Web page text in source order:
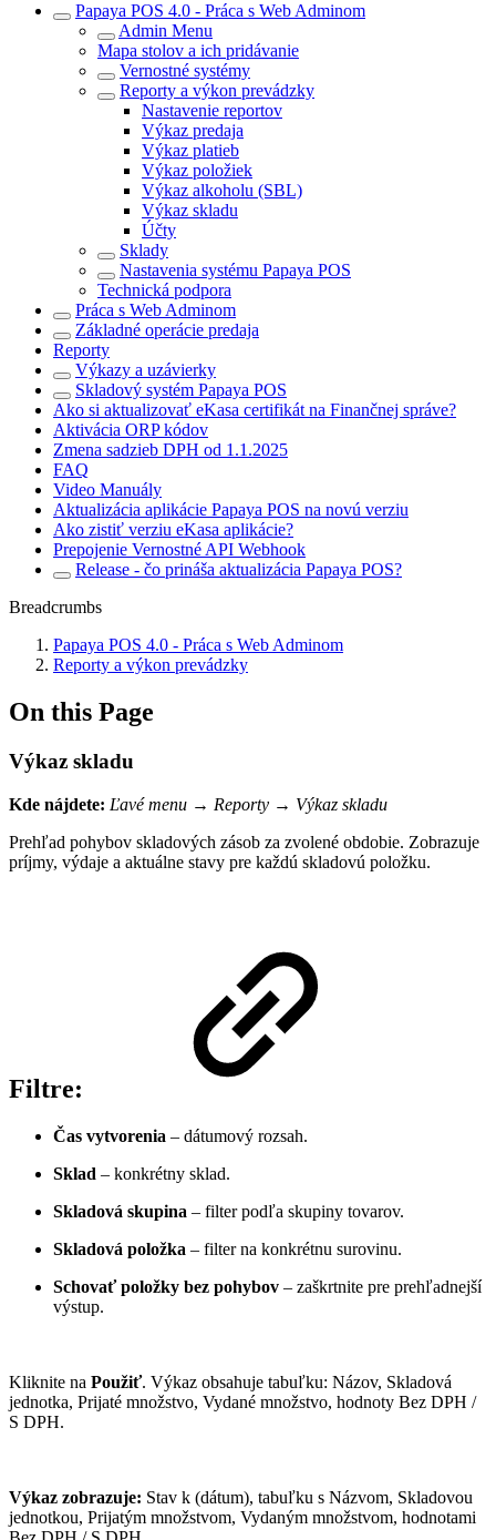
Papaya POS 4.0 - Práca s Web Adminom
Admin Menu
Mapa stolov a ich pridávanie
Vernostné systémy
Reporty a výkon prevádzky
Nastavenie reportov
Výkaz predaja
Výkaz platieb
Výkaz položiek
Výkaz alkoholu (SBL)
Výkaz skladu
Účty
Sklady
Nastavenia systému Papaya POS
Technická podpora
Práca s Web Adminom
Základné operácie predaja
Reporty
Výkazy a uzávierky
Skladový systém Papaya POS
Ako si aktualizovať eKasa certifikát na Finančnej správe?
Aktivácia ORP kódov
Zmena sadzieb DPH od 1.1.2025
FAQ
Video Manuály
Aktualizácia aplikácie Papaya POS na novú verziu
Ako zistiť verziu eKasa aplikácie?
Prepojenie Vernostné API Webhook
Release - čo prináša aktualizácia Papaya POS?
Breadcrumbs
Papaya POS 4.0 - Práca s Web Adminom
Reporty a výkon prevádzky
On this Page
Výkaz skladu
Kde nájdete: Ľavé menu → Reporty → Výkaz skladu
Prehľad pohybov skladových zásob za zvolené obdobie. Zobrazuje
príjmy, výdaje a aktuálne stavy pre každú skladovú položku.
Filtre:
Čas vytvorenia – dátumový rozsah.
Sklad – konkrétny sklad.
Skladová skupina – filter podľa skupiny tovarov.
Skladová položka – filter na konkrétnu surovinu.
Schovať položky bez pohybov – zaškrtnite pre prehľadnejší
výstup.
Kliknite na Použiť. Výkaz obsahuje tabuľku: Názov, Skladová
jednotka, Prijaté množstvo, Vydané množstvo, hodnoty Bez DPH /
S DPH.
Výkaz zobrazuje: Stav k (dátum), tabuľku s Názvom, Skladovou
jednotkou, Prijatým množstvom, Vydaným množstvom, hodnotami